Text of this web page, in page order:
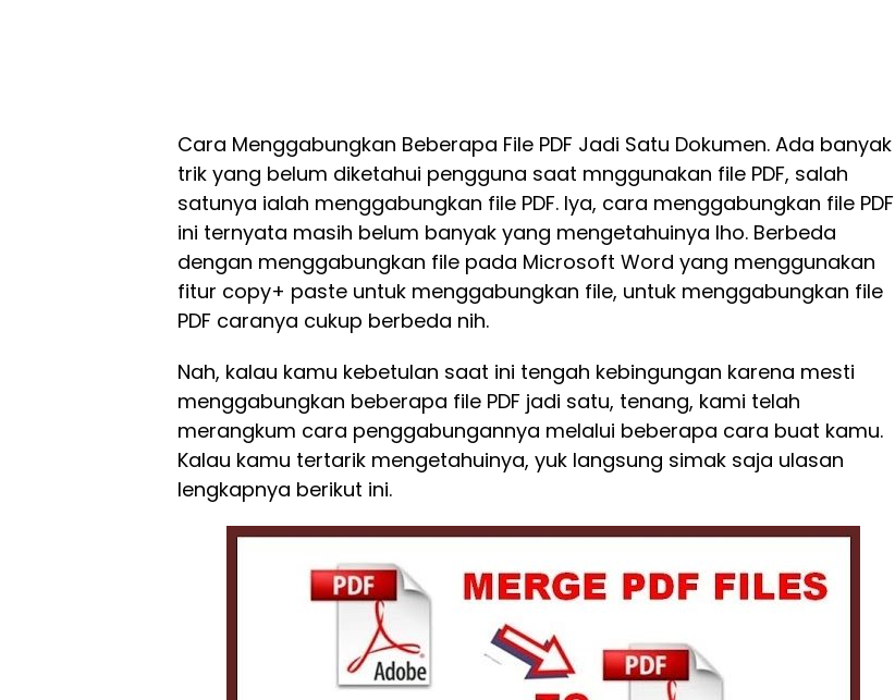
Cara Menggabungkan Beberapa File PDF Jadi Satu Dokumen. Ada banyak
trik yang belum diketahui pengguna saat mnggunakan file PDF, salah
satunya ialah menggabungkan file PDF. Iya, cara menggabungkan file PDF
ini ternyata masih belum banyak yang mengetahuinya lho. Berbeda
dengan menggabungkan file pada Microsoft Word yang menggunakan
fitur copy+ paste untuk menggabungkan file, untuk menggabungkan file
PDF caranya cukup berbeda nih.
Nah, kalau kamu kebetulan saat ini tengah kebingungan karena mesti
menggabungkan beberapa file PDF jadi satu, tenang, kami telah
merangkum cara penggabungannya melalui beberapa cara buat kamu.
Kalau kamu tertarik mengetahuinya, yuk langsung simak saja ulasan
lengkapnya berikut ini.